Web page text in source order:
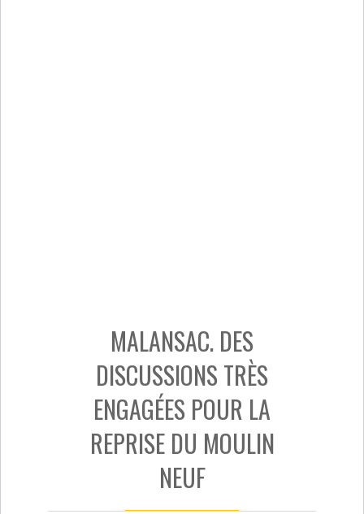
MALANSAC. DES
DISCUSSIONS TRÈS
ENGAGÉES POUR LA
REPRISE DU MOULIN
NEUF